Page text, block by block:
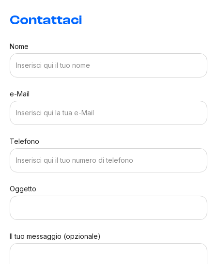
Contattaci
Nome
e-Mail
Telefono
Oggetto
Il tuo messaggio (opzionale)